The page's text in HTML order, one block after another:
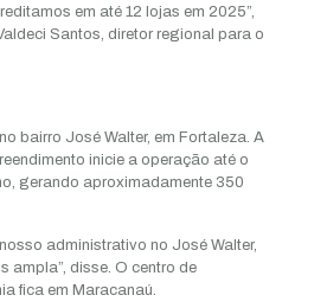
em até 12 lojas em 2025”,
Santos, diretor regional para o
bairro José Walter, em Fortaleza. A
inicie a operação até o
gerando aproximadamente 350
administrativo no José Walter,
ampla”, disse. O centro de
fica em Maracanaú.